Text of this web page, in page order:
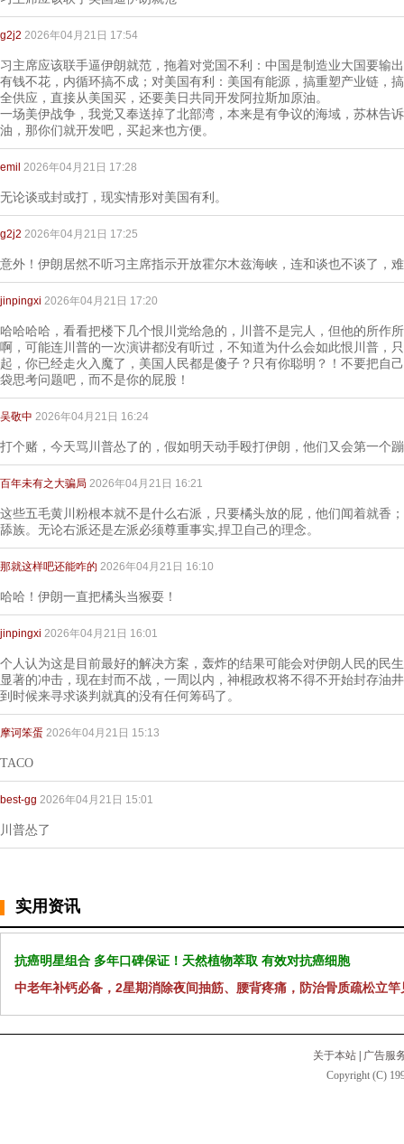
g2j2 2026年04月21日 17:54
习主席应该联手逼伊朗就范，拖着对党国不利：中国是制造业大国要输
有钱不花，内循环搞不成；对美国有利：美国有能源，搞重塑产业链，
全供应，直接从美国买，还要美日共同开发阿拉斯加原油。
一场美伊战争，我党又奉送掉了北部湾，本来是有争议的海域，苏林告
油，那你们就开发吧，买起来也方便。
emil 2026年04月21日 17:28
无论谈或封或打，现实情形对美国有利。
g2j2 2026年04月21日 17:25
意外！伊朗居然不听习主席指示开放霍尔木兹海峡，连和谈也不谈了，
jinpingxi 2026年04月21日 17:20
哈哈哈哈，看看把楼下几个恨川党给急的，川普不是完人，但他的所作
啊，可能连川普的一次演讲都没有听过，不知道为什么会如此恨川普，
起，你已经走火入魔了，美国人民都是傻子？只有你聪明？！不要把自
袋思考问题吧，而不是你的屁股！
吴敬中 2026年04月21日 16:24
打个赌，今天骂川普怂了的，假如明天动手殴打伊朗，他们又会第一个
百年未有之大骗局 2026年04月21日 16:21
这些五毛黄川粉根本就不是什么右派，只要橘头放的屁，他们闻着就香
舔族。无论右派还是左派必须尊重事实,捍卫自己的理念。
那就这样吧还能咋的 2026年04月21日 16:10
哈哈！伊朗一直把橘头当猴耍！
jinpingxi 2026年04月21日 16:01
个人认为这是目前最好的解决方案，轰炸的结果可能会对伊朗人民的民
显著的冲击，现在封而不战，一周以内，神棍政权将不得不开始封存油
到时候来寻求谈判就真的没有任何筹码了。
摩诃笨蛋 2026年04月21日 15:13
TACO
best-gg 2026年04月21日 15:01
川普怂了
实用资讯
抗癌明星组合 多年口碑保证！天然植物萃取 有效对抗癌细胞
中老年补钙必备，2星期消除夜间抽筋、腰背疼痛，防治骨质疏松立竿
关于本站
广告服
Copyright (C)